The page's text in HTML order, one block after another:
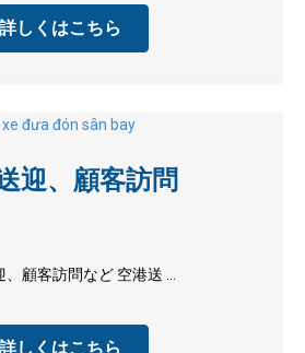
詳しくはこちら
迎、顧客訪問
、顧客訪問など 空港送 ...
詳しくはこちら